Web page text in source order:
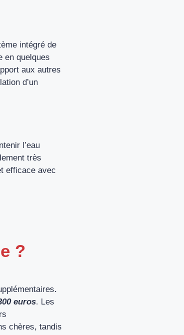
intégré de
en quelques
aux autres
d’un
l’eau
très
efficace avec
?
euros. Les
chères, tandis